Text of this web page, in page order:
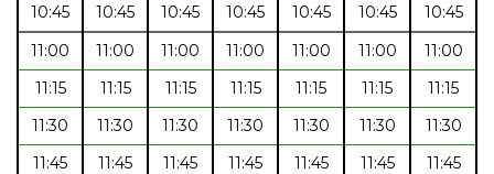
10:45
10:45 10:45 10:45 10:45 10:45
10:45
11:00
11:00 11:00 11:00 11:00 11:00
11:00
11:15
11:15 11:15 11:15 11:15 11:15
11:15
11:30
11:30 11:30 11:30 11:30 11:30
11:30
11:45
11:45 11:45 11:45 11:45 11:45
11:45